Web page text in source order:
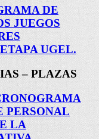
DE
JUEGOS
UGEL.
– PLAZAS
PERSONAL
LA